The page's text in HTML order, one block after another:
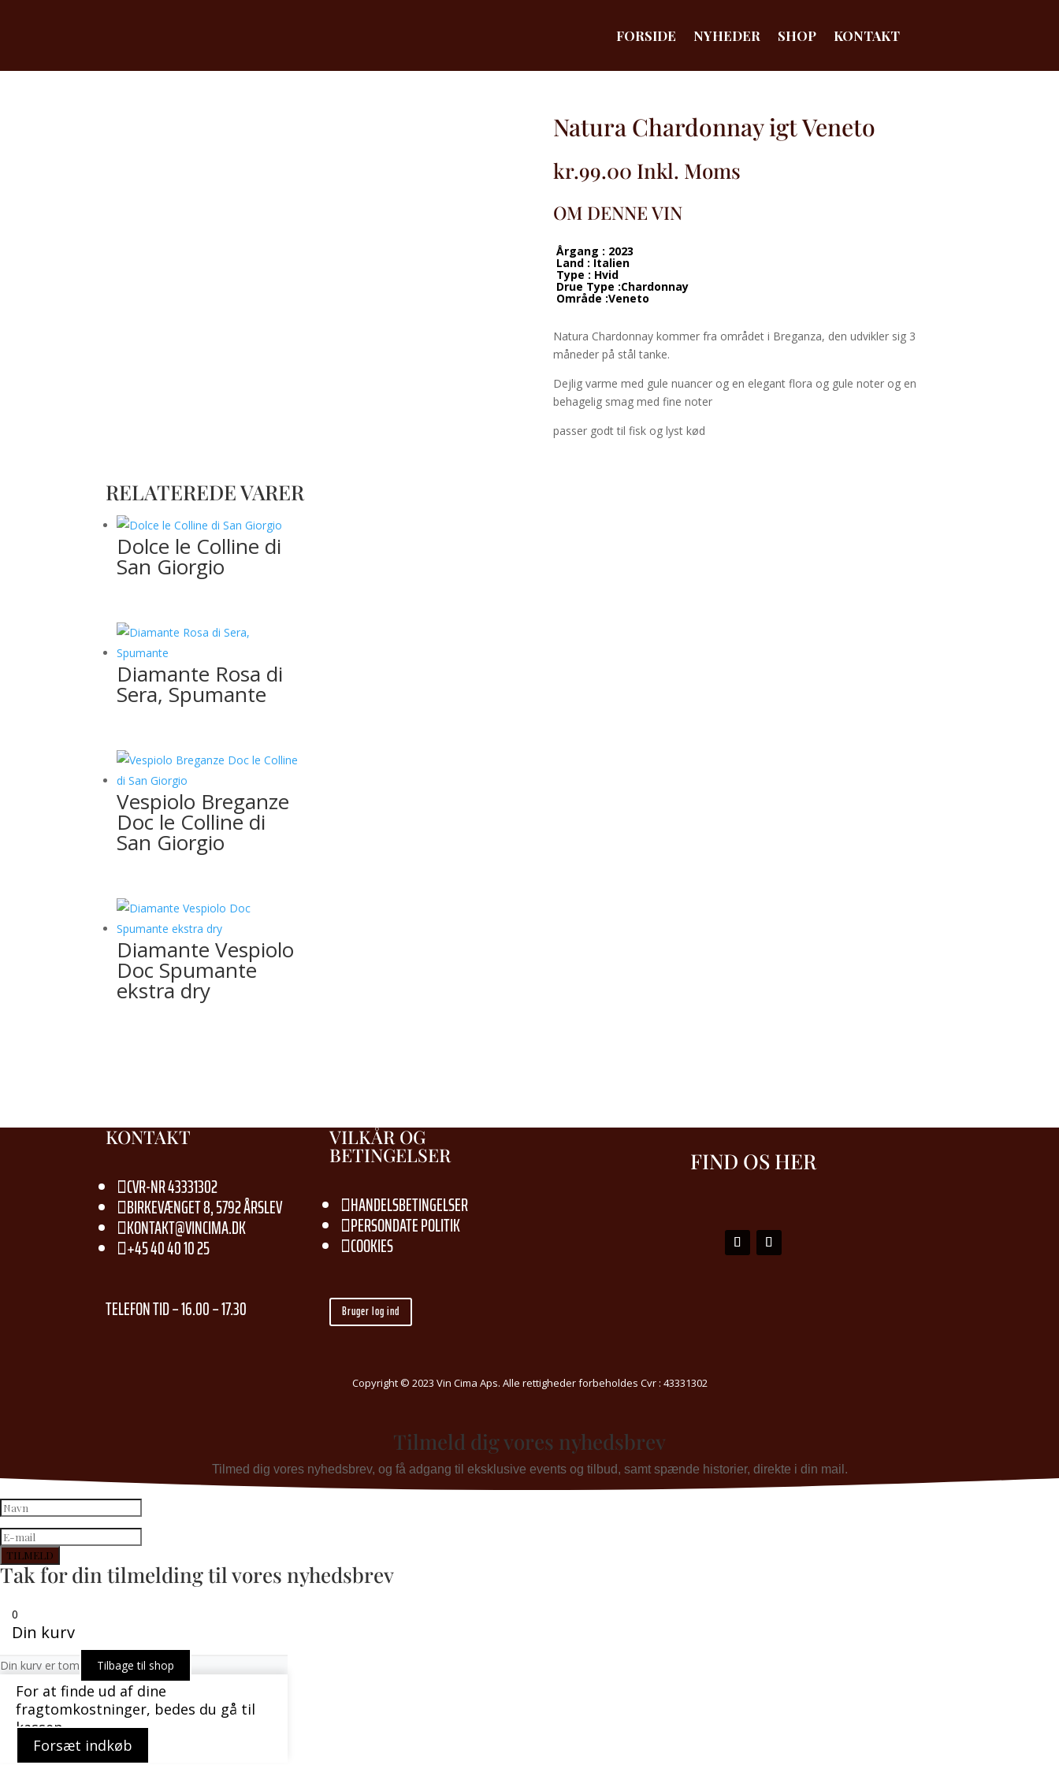
FORSIDE NYHEDER SHOP KONTAKT
Natura Chardonnay igt Veneto
kr.99.00 Inkl. Moms
OM DENNE VIN
Årgang : 2023
Land : Italien
Type : Hvid
Drue Type :Chardonnay
Område :Veneto
Natura Chardonnay kommer fra området i Breganza, den udvikler sig 3
måneder på stål tanke.
Dejlig varme med gule nuancer og en elegant flora og gule noter og en
behagelig smag med fine noter
passer godt til fisk og lyst kød
RELATEREDE VARER
Dolce le Colline di
San Giorgio
Diamante Rosa di
Sera, Spumante
Vespiolo Breganze
Doc le Colline di
San Giorgio
Diamante Vespiolo
Doc Spumante
ekstra dry
KONTAKT
CVR-NR 43331302
BIRKEVÆNGET 8, 5792 ÅRSLEV
KONTAKT@VINCIMA.DK
+45 40 40 10 25
TELEFON TID – 16.00 – 17.30
VILKÅR OG
BETINGELSER
HANDELSBETINGELSER
PERSONDATE POLITIK
COOKIES
Bruger log ind
FIND OS HER
Copyright © 2023 Vin Cima Aps. Alle rettigheder forbeholdes Cvr : 43331302
Tilmeld dig vores nyhedsbrev
Tilmed dig vores nyhedsbrev, og få adgang til eksklusive events og tilbud, samt spænde historier, direkte i din mail.
TILMELD
Tak for din tilmelding til vores nyhedsbrev
0
Din kurv
Din kurv er tom Tilbage til shop
For at finde ud af dine
fragtomkostninger, bedes du gå til
kassen.
Forsæt indkøb